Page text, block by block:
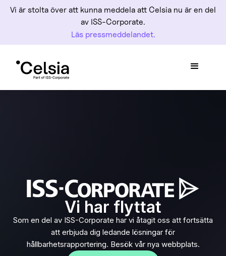
Vi är stolta över att kunna meddela att Celsia nu är en del
av ISS-Corporate.
Läs pressmeddelandet.
Vi har flyttat
Som en del av ISS-Corporate har vi åtagit oss att fortsätta
att erbjuda dig ledande lösningar för
hållbarhetsrapportering. Besök vår nya webbplats.